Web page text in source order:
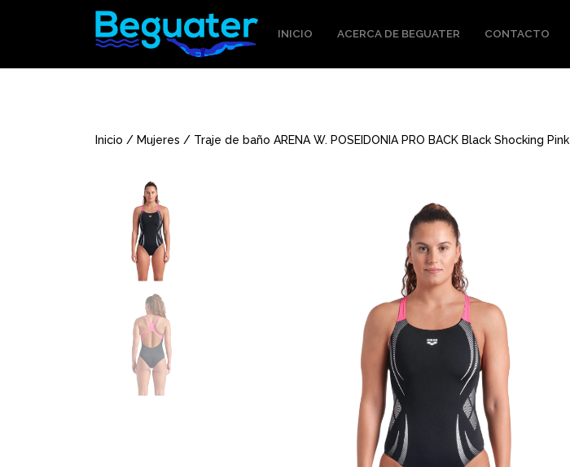
INICIO ACERCA DE BEGUATER CONTACTO
Inicio / Mujeres / Traje de baño ARENA W. POSEIDONIA PRO BACK Black Shocking Pink